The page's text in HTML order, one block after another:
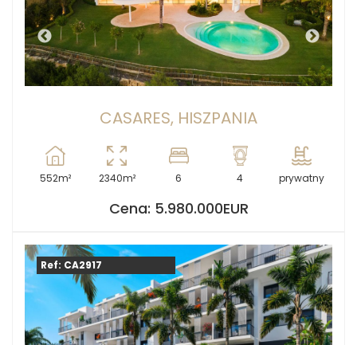
CASARES, HISZPANIA
552m² 2340m² 6 4 prywatny
Cena: 5.980.000EUR
Ref: CA2917